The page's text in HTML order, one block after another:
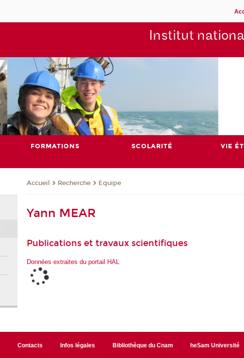
Institut
FORMATIONS SCOLARITÉ VIE
Accueil Recherche Equipe
Yann MEAR
Publications et travaux scientifiques
Données extraites du portail HAL
Contacts Infos légales Bibliothèque du Cnam heSam Université